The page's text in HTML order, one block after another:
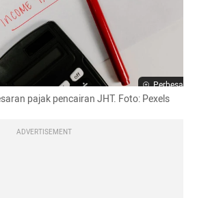
Perbesar
pajak pencairan JHT. Foto: Pexels
ADVERTISEMENT